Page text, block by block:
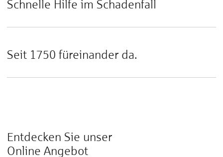
Schnelle Hilfe im Schadenfall
Seit 1750 füreinander da.
Entdecken Sie unser
Online Angebot